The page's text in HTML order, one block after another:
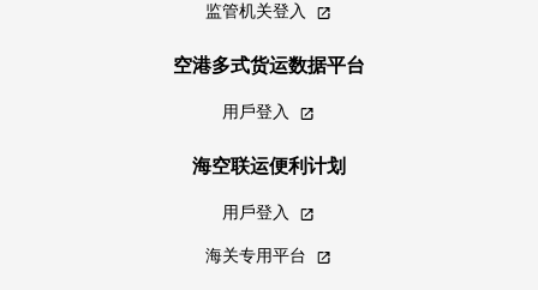
监管机关登入
空港多式货运数据平台
用戶登入
海空联运便利计划
用戶登入
海关专用平台